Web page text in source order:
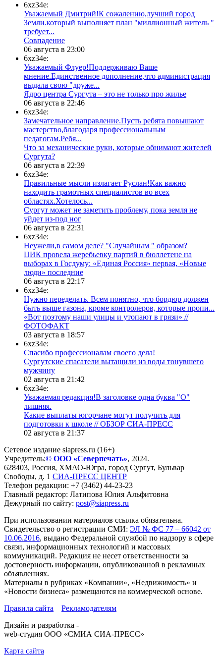
6xz34e:
Уважаемый Дмитрий!К сожалению,лучший город
Земли.который выполняет план "миллионный житель "
требует...
​Совпадение
06 августа в 23:00
6xz34e:
Уважаемый Флуер!Поддерживаю Ваше
мнение.Единственное дополнение,что администрация
выдала свою "друже...
​Ядро центра Сургута ‒ это не только про жилье
06 августа в 22:46
6xz34e:
Замечательное направление.Пусть ребята повышают
мастерство,благодаря профессиональным
педагогам.Ребя...
​Что за механические руки, которые обнимают жителей
Сургута?
06 августа в 22:39
6xz34e:
Правильные мысли излагает Руслан!Как важно
находить грамотных специалистов во всех
областях.Хотелось...
Сургут может не заметить проблему, пока земля не
уйдет из-под ног
06 августа в 22:31
6xz34e:
Неужели,в самом деле? "Случайным " образом?
ЦИК провела жеребьевку партий в бюллетене на
выборах в Госдуму: «Единая Россия» первая, «Новые
люди» последние
06 августа в 22:17
6xz34e:
Нужно переделать. Всем понятно, что бордюр должен
быть выше газона, кроме контролеров, которые пропи...
«Вот поэтому наши улицы и утопают в грязи» //
ФОТОФАКТ
03 августа в 18:57
6xz34e:
Спасибо профессионалам своего дела!
Сургутские спасатели вытащили из воды тонувшего
мужчину
02 августа в 21:42
6xz34e:
Уважаемая редакция!В заголовке одна буква "О"
лишняя.
Какие выплаты югорчане могут получить для
подготовки к школе // ОБЗОР СИА-ПРЕСС
02 августа в 21:37
Сетевое издание siapress.ru (16+)
Учредитель:© ООО «Северпечать», 2024.
628403, Россия, ХМАО-Югра, город Сургут, Бульвар
Свободы, д. 1 СИА-ПРЕСС ЦЕНТР
Телефон редакции: +7 (3462) 44-23-23
Главный редактор: Латипова Юлия Альфитовна
Дежурный по сайту: post@siapress.ru
При использовании материалов ссылка обязательна.
Свидетельство о регистрации СМИ: ЭЛ № ФС 77 – 66042 от
10.06.2016, выдано Федеральной службой по надзору в сфере
связи, информационных технологий и массовых
коммуникаций. Редакция не несет ответственности за
достоверность информации, опубликованной в рекламных
объявлениях.
Материалы в рубриках «Компании», «Недвижимость» и
«Новости бизнеса» размещаются на коммерческой основе.
Правила сайта
Рекламодателям
Дизайн и разработка -
web-студия ООО «СМИА СИА-ПРЕСС»
Карта сайта